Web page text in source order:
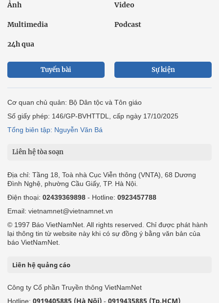
Ảnh Video
Multimedia Podcast
24h qua
Tuyến bài Sự kiện
Cơ quan chủ quản: Bộ Dân tộc và Tôn giáo
Số giấy phép: 146/GP-BVHTTDL, cấp ngày 17/10/2025
Tổng biên tập: Nguyễn Văn Bá
Liên hệ tòa soạn
Địa chỉ: Tầng 18, Toà nhà Cục Viễn thông (VNTA), 68 Dương
Đình Nghệ, phường Cầu Giấy, TP. Hà Nội.
Điện thoại: 02439369898 - Hotline: 0923457788
Email: vietnamnet@vietnamnet.vn
© 1997 Báo VietNamNet. All rights reserved. Chỉ được phát hành
lại thông tin từ website này khi có sự đồng ý bằng văn bản của
báo VietNamNet.
Liên hệ quảng cáo
Công ty Cổ phần Truyền thông VietNamNet
Hotline: 0919405885 (Hà Nội) - 0919435885 (Tp.HCM)